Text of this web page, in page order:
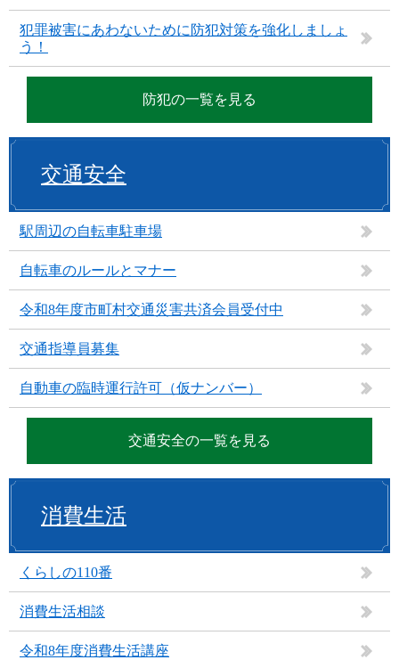
犯罪被害にあわないために防犯対策を強化しましょ
う！
防犯の一覧を見る
交通安全
駅周辺の自転車駐車場
自転車のルールとマナー
令和8年度市町村交通災害共済会員受付中
交通指導員募集
自動車の臨時運行許可（仮ナンバー）
交通安全の一覧を見る
消費生活
くらしの110番
消費生活相談
令和8年度消費生活講座